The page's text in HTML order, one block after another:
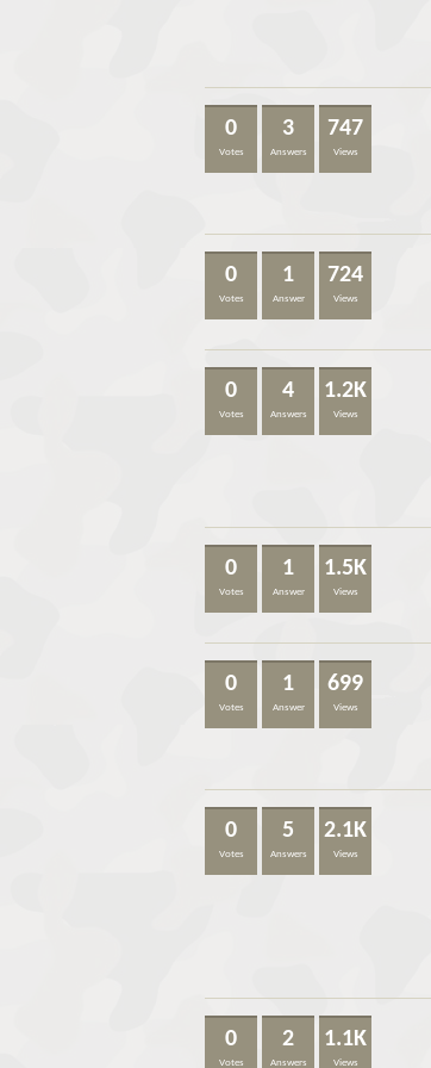
0
Votes
3
Answers
747
Views
0
Votes
1
Answer
724
Views
0
Votes
4
Answers
1.2K
Views
0
Votes
1
Answer
1.5K
Views
0
Votes
1
Answer
699
Views
0
Votes
5
Answers
2.1K
Views
0
Votes
2
Answers
1.1K
Views